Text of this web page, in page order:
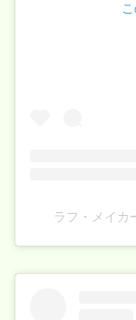
ラフ・メイカ